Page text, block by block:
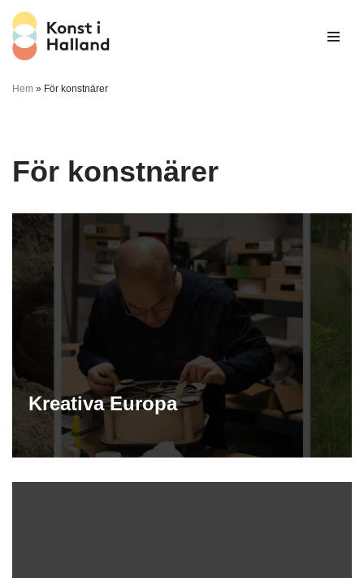
Hoppa
till
innehåll
Hem » För konstnärer
För konstnärer
Kreativa Europa